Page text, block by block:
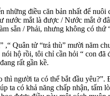
điều căn bản nhất để
mắt là được / Nước mắt ở
sẵn / Phải, nhưng không có
Quân tử “trả thù” mười năm
hộ rồi, tôi chỉ cần hỏi “ con
rất gần kề.
người ta có thể bắt đầu
ta có khả năng chấp nhận,